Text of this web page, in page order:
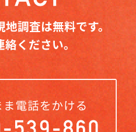
調査は無料です。
ください。